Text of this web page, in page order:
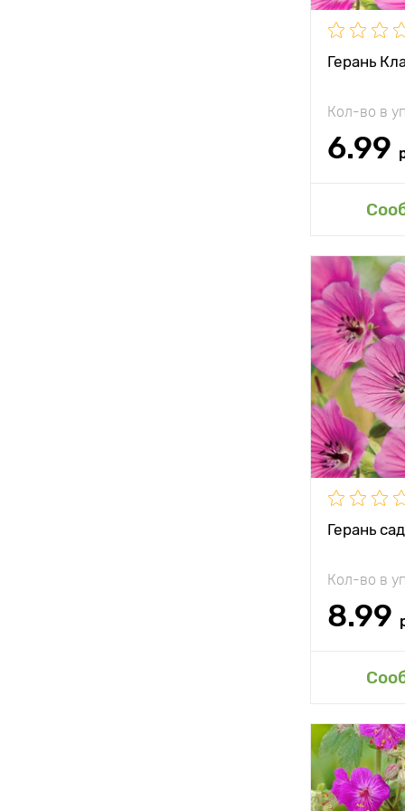
Герань
Кол-во в
6.99
Герань
Кол-во в
8.99
Высота
Растояние
растениями
Высота